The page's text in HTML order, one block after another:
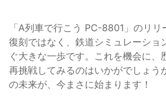
「A列車で行こう PC-8801」のリ
復刻ではなく、鉄道シミュレーショ
ぐ大きな一歩です。これを機会に、
再挑戦してみるのはいかがでしょう
の未来が、今まさに始まります！